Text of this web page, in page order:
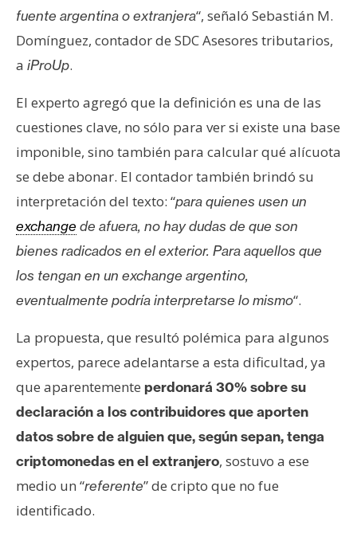
fuente argentina o extranjera“, señaló Sebastián M.
Domínguez, contador de SDC Asesores tributarios,
a iProUp.
El experto agregó que la definición es una de las
cuestiones clave, no sólo para ver si existe una base
imponible, sino también para calcular qué alícuota
se debe abonar. El contador también brindó su
interpretación del texto: “para quienes usen un
exchange de afuera, no hay dudas de que son
bienes radicados en el exterior. Para aquellos que
los tengan en un exchange argentino,
eventualmente podría interpretarse lo mismo“.
La propuesta, que resultó polémica para algunos
expertos, parece adelantarse a esta dificultad, ya
que aparentemente perdonará 30% sobre su
declaración a los contribuidores que aporten
datos sobre de alguien que, según sepan, tenga
criptomonedas en el extranjero, sostuvo a ese
medio un “referente” de cripto que no fue
identificado.